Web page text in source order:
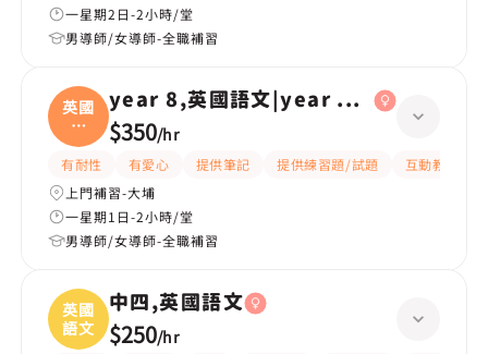
一星期2日-2小時/堂
男導師/女導師-全職補習
英國
語
文|
year 8,英國語文|year 6,英國語文
$350/hr
有耐性 有愛心 提供筆記 提供練習題/試題 互動教學
上門補習-大埔
一星期1日-2小時/堂
男導師/女導師-全職補習
英國
語文
中四,英國語文
$250/hr